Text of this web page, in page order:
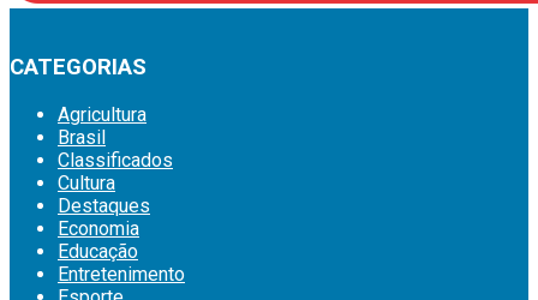
CATEGORIAS
Agricultura
Brasil
Classificados
Cultura
Destaques
Economia
Educação
Entretenimento